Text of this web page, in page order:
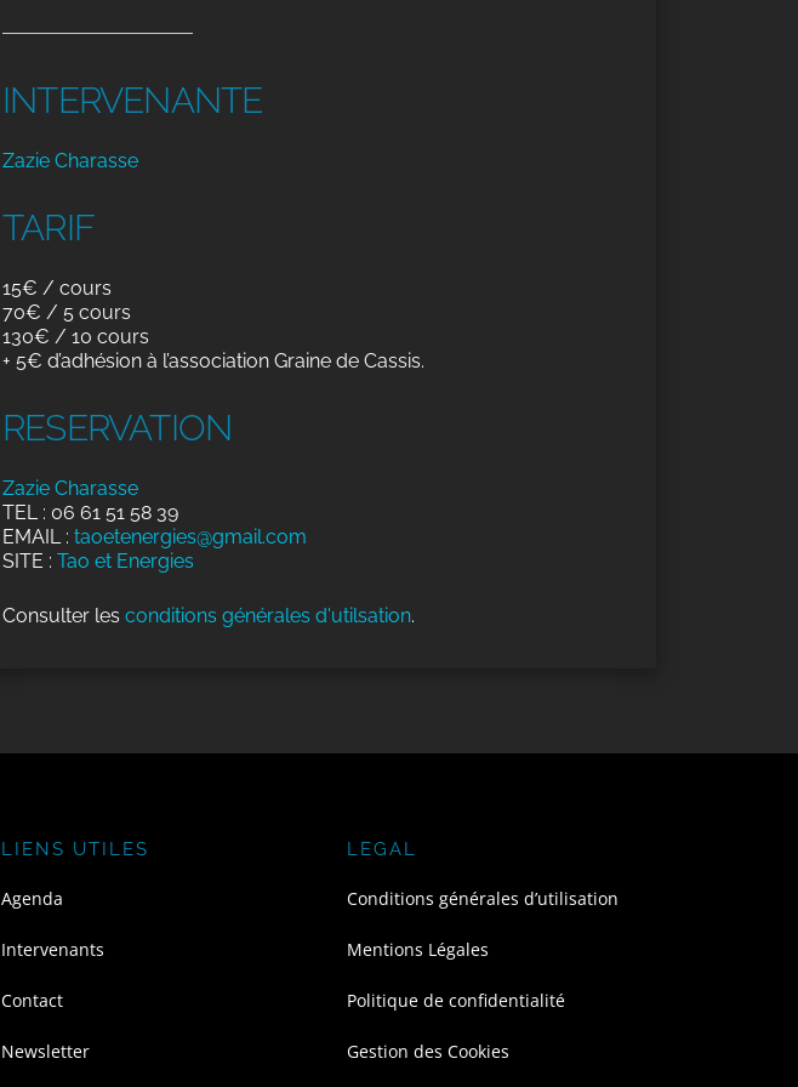
INTERVENANTE
Zazie Charasse
TARIF
15€ / cours
70€ / 5 cours
130€ / 10 cours
+ 5€ d’adhésion à l’association Graine de Cassis.
RESERVATION
Zazie Charasse
TEL : 06 61 51 58 39
EMAIL : taoetenergies@gmail.com
SITE : Tao et Energies
Consulter les conditions générales d'utilsation.
LIENS UTILES
Agenda
Intervenants
Contact
Newsletter
LEGAL
Conditions générales d’utilisation
Mentions Légales
Politique de confidentialité
Gestion des Cookies